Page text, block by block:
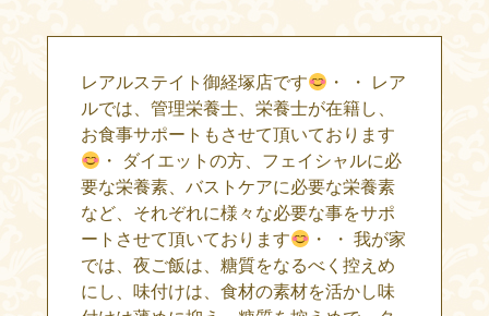
レアルステイト御経塚店です
・ ・ レア
ルでは、管理栄養士、栄養士が在籍し、
お食事サポートもさせて頂いております
・ ダイエットの方、フェイシャルに必
要な栄養素、バストケアに必要な栄養素
など、それぞれに様々な必要な事をサポ
ートさせて頂いております
・ ・ 我が家
では、夜ご飯は、糖質をなるべく控えめ
にし、味付けは、食材の素材を活かし味